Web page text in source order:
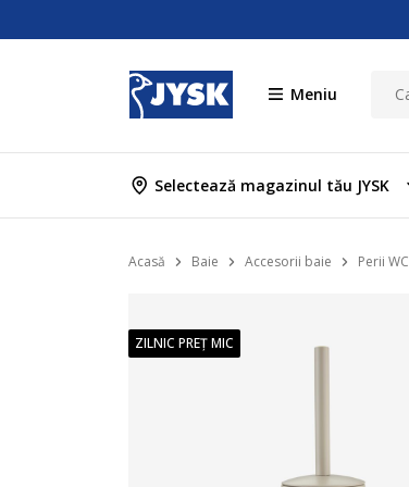
Meniu
Selectează magazinul tău JYSK
Acasă Baie Accesorii baie Perii WC
ZILNIC PREȚ MIC